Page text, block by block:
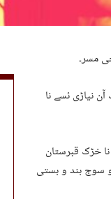
مسر۔
نیاڑی ئسے نا
خڑک قبرستان
و سوج بند و بستی